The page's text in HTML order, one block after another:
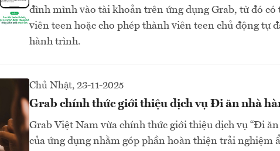
đình mình vào tài khoản trên ứng dụng Grab, từ đó có
viên teen hoặc cho phép thành viên teen chủ động tự
hành trình.
Chủ Nhật, 23-11-2025
Grab chính thức giới thiệu dịch vụ Đi ăn nhà
Grab Việt Nam vừa chính thức giới thiệu dịch vụ “Đi
của ứng dụng nhằm góp phần hoàn thiện trải nghiệm